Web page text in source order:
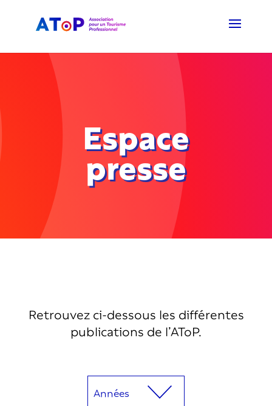
Espace
presse
Retrouvez ci-dessous les différentes
publications de l’AToP.